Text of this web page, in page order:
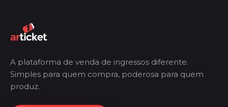
A plataforma de venda de ingressos diferente.
Simples para quem compra, poderosa para quem
produz.